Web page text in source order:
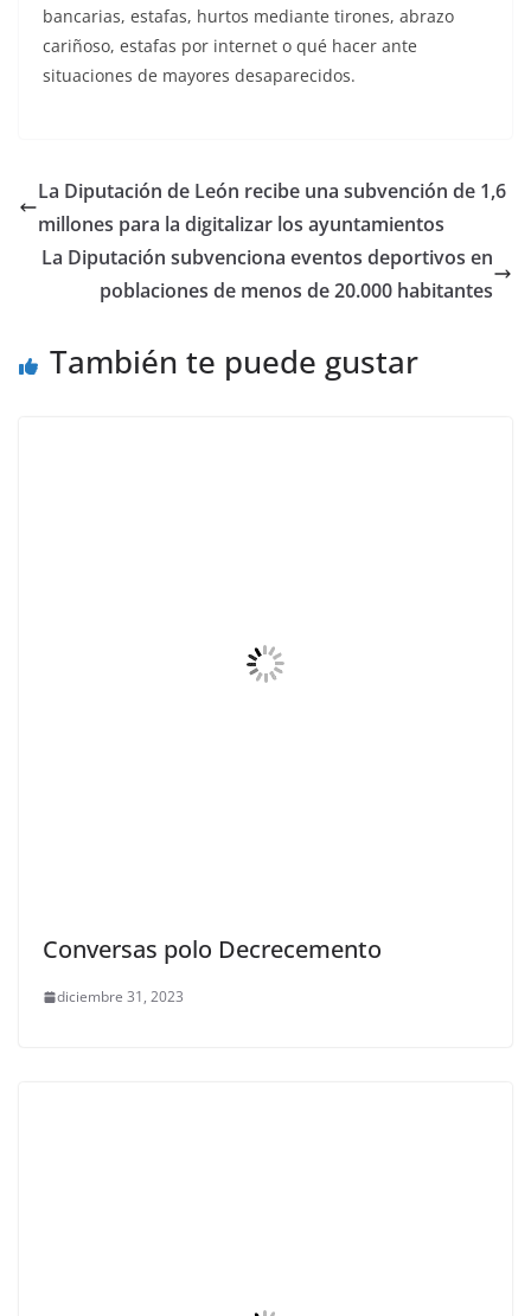
bancarias, estafas, hurtos mediante tirones, abrazo
cariñoso, estafas por internet o qué hacer ante
situaciones de mayores desaparecidos.
La Diputación de León recibe una subvención de 1,6
millones para la digitalizar los ayuntamientos
La Diputación subvenciona eventos deportivos en
poblaciones de menos de 20.000 habitantes
También te puede gustar
Conversas polo Decrecemento
diciembre 31, 2023